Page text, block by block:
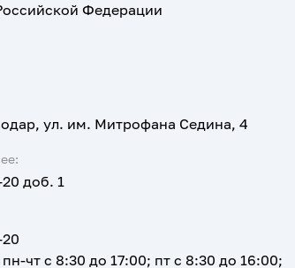
Федерации
ул. им. Митрофана Седина, 4
доб. 1
чт с 8:30 до 17:00; пт с 8:30 до 16:00;